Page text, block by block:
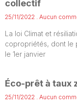
collectif
25/11/2022 Aucun
La loi Climat et
copropriétés, dont le
le 1er janvier
Éco-prêt à taux
25/11/2022 Aucun